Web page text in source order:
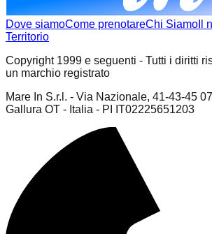
Dove siamoCome prenotareChi Siamo Il
Territorio
Copyright 1999 e seguenti - Tutti i diritti
un marchio registrato
Mare In S.r.l. - Via Nazionale, 41-43-45
Gallura OT - Italia - PI IT02225651203